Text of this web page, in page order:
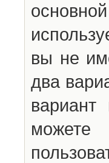
вы не
два
вариант
можете